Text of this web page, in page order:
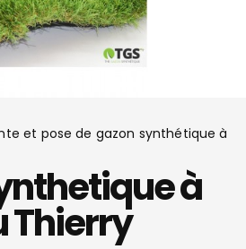
et pose de gazon synthétique à
à
Thierry